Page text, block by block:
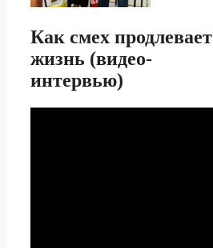
Как смех продлевает
жизнь (видео-
интервью)